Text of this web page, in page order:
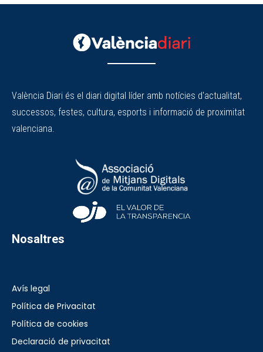
València Diari és el diari digital líder amb notícies d'actualitat,
successos, festes, cultura, esports i informació de proximitat
valenciana.
Nosaltres
Avís legal
Política de Privacitat
Política de cookies
Declaració de privacitat